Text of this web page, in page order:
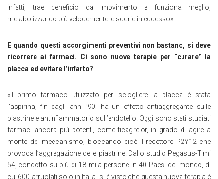
infatti, trae beneficio dal movimento e funziona meglio,
metabolizzando più velocemente le scorie in eccesso».
E quando questi accorgimenti preventivi non bastano, si deve
ricorrere ai farmaci. Ci sono nuove terapie per “curare” la
placca ed evitare l’infarto?
«Il primo farmaco utilizzato per sciogliere la placca è stata
l’aspirina, fin dagli anni ’90: ha un effetto antiaggregante sulle
piastrine e antinfiammatorio sull’endotelio. Oggi sono stati studiati
farmaci ancora più potenti, come ticagrelor, in grado di agire a
monte del meccanismo, bloccando cioè il recettore P2Y12 che
provoca l’aggregazione delle piastrine. Dallo studio Pegasus-Timi
54, condotto su più di 18 mila persone in 40 Paesi del mondo, di
cui 600 arruolati solo in Italia, si è visto che questa nuova terapia è